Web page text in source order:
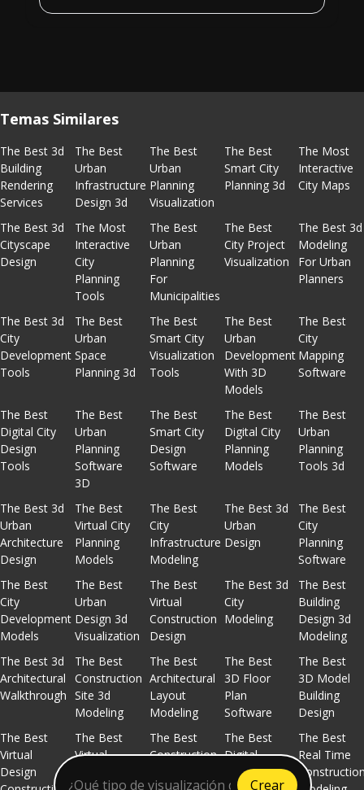
Crear
Temas Similares
The Best 3d
Building
Rendering
Services
The Best
Urban
Infrastructure
Design 3d
The Best
Urban
Planning
Visualization
The Best
Smart City
Planning 3d
The Most
Interactive
City Maps
The Best 3d
Cityscape
Design
The Most
Interactive
City
Planning
Tools
The Best
Urban
Planning
For
Municipalities
The Best
City Project
Visualization
The Best 3d
Modeling
For Urban
Planners
The Best 3d
City
Development
Tools
The Best
Urban
Space
Planning 3d
The Best
Smart City
Visualization
Tools
The Best
Urban
Development
With 3D
Models
The Best
City
Mapping
Software
The Best
Digital City
Design
Tools
The Best
Urban
Planning
Software
3D
The Best
Smart City
Design
Software
The Best
Digital City
Planning
Models
The Best
Urban
Planning
Tools 3d
The Best 3d
Urban
Architecture
Design
The Best
Virtual City
Planning
Models
The Best
City
Infrastructure
Modeling
The Best 3d
Urban
Design
The Best
City
Planning
Software
The Best
City
Development
Models
The Best
Urban
Design 3d
Visualization
The Best
Virtual
Construction
Design
The Best 3d
City
Modeling
The Best
Building
Design 3d
Modeling
The Best 3d
Architectural
Walkthrough
The Best
Construction
Site 3d
Modeling
The Best
Architectural
Layout
Modeling
The Best
3D Floor
Plan
Software
The Best
3D Model
Building
Design
The Best
Virtual
Design
The Best
Virtual
The Best
Construction
The Best
Digital
Building
The Best
Real Time